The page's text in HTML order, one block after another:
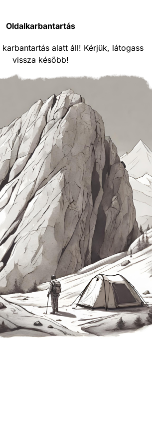
Oldalkarbantartás
alatt áll! Kérjük, látogass
vissza később!